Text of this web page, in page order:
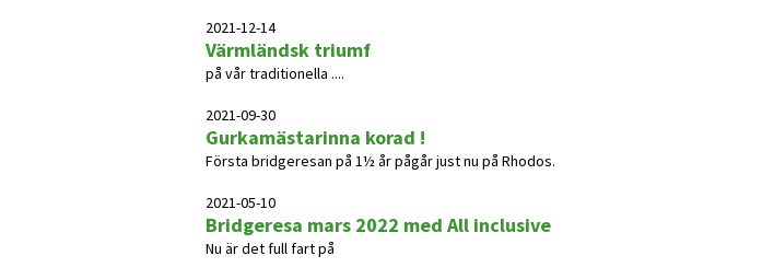
2021-12-14
Värmländsk triumf
på vår traditionella ....
2021-09-30
Gurkamästarinna korad !
Första bridgeresan på 1½ år pågår just nu på Rhodos.
2021-05-10
Bridgeresa mars 2022 med All inclusive
Nu är det full fart på